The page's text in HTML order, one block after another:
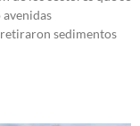
avenidas
sedimentos